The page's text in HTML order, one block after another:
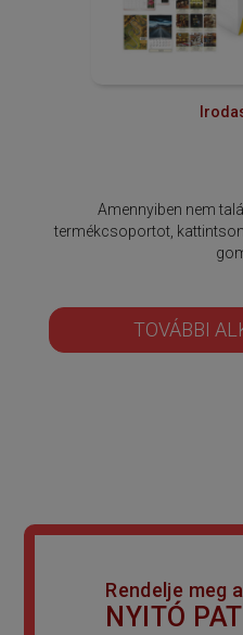
Amennyiben nem
termékcsoportot,
TOVÁBBI
Rendelje meg
NYITÓ